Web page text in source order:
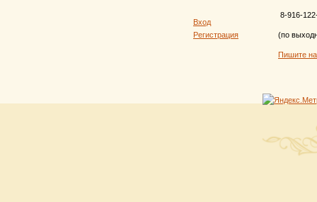
Вход
Регистрация
8-916-
(по
Пишите